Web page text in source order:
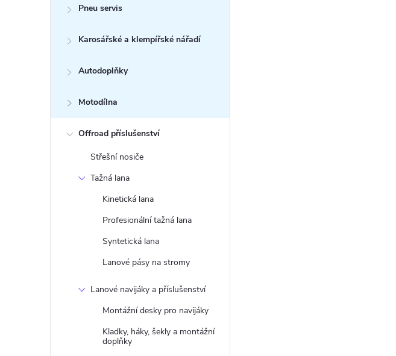
Pneu servis
Karosářské a klempířské nářadí
Autodoplňky
Motodílna
Offroad příslušenství
Střešní nosiče
Tažná lana
Kinetická lana
Profesionální tažná lana
Syntetická lana
Lanové pásy na stromy
Lanové navijáky a příslušenství
Montážní desky pro navijáky
Kladky, háky, šekly a montážní
doplňky